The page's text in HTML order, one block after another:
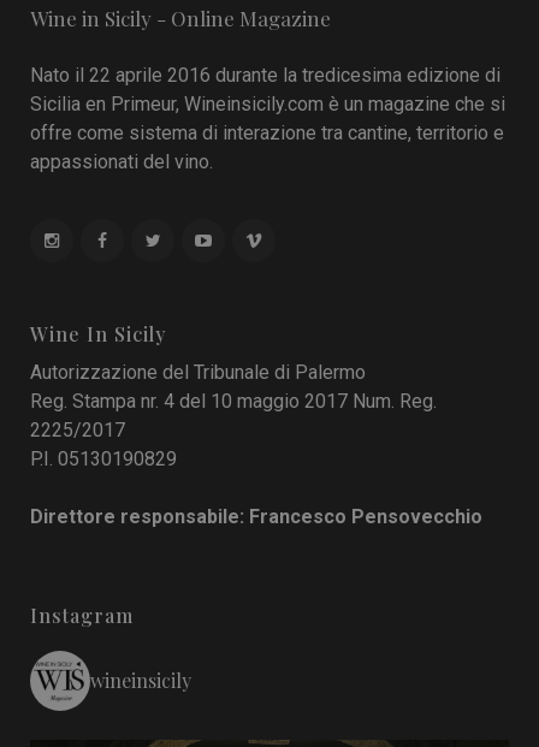
Wine in Sicily - Online Magazine
Nato il 22 aprile 2016 durante la tredicesima edizione di
Sicilia en Primeur, Wineinsicily.com è un magazine che si
offre come sistema di interazione tra cantine, territorio e
appassionati del vino.
Wine In Sicily
Autorizzazione del Tribunale di Palermo
Reg. Stampa nr. 4 del 10 maggio 2017 Num. Reg.
2225/2017
P.I. 05130190829
Direttore responsabile: Francesco Pensovecchio
Instagram
wineinsicily